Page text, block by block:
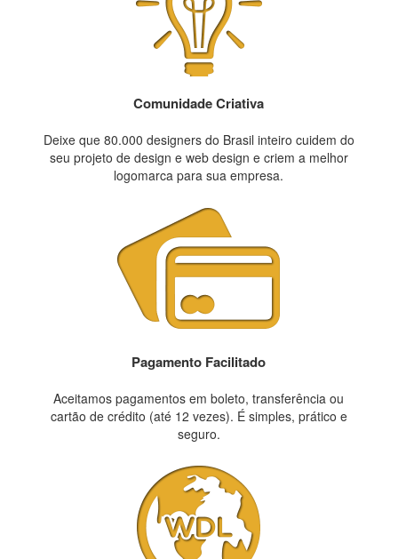
Comunidade Criativa
Deixe que 80.000 designers do Brasil inteiro cuidem do
seu projeto de design e web design e criem a melhor
logomarca para sua empresa.
Pagamento Facilitado
Aceitamos pagamentos em boleto, transferência ou
cartão de crédito (até 12 vezes). É simples, prático e
seguro.